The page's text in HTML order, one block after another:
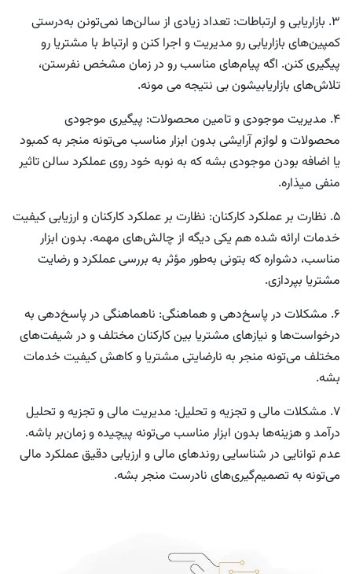
3. بازاریابی و ارتباطات:
تعداد زیادی از سالن‌ها نمی‌تونن به‌درستی
کمپین‌های بازاریابی رو مدیریت و اجرا کنن و ارتباط با مشتریا رو
پیگیری کنن. اگه پیام‌های مناسب رو در زمان مشخص نفرستن،
تلاش‌های بازاریابیشون بی نتیجه می مونه.
4. مدیریت موجودی و تامین محصولات:
پیگیری موجودی
محصولات و لوازم آرایشی بدون ابزار مناسب می‌تونه منجر به کمبود
یا اضافه‌ بودن موجودی بشه که به نوبه خود روی عملکرد سالن تاثیر
منفی میذاره.
5. نظارت بر عملکرد کارکنان:
نظارت بر عملکرد کارکنان و ارزیابی کیفیت
خدمات ارائه شده هم یکی دیگه از چالش‌های مهمه. بدون ابزار
مناسب، دشواره که بتونی به‌طور مؤثر به بررسی عملکرد و رضایت
مشتریا بپردازی.
6. مشکلات در پاسخ‌دهی و هماهنگی:
ناهماهنگی در پاسخ‌دهی به
درخواست‌ها و نیازهای مشتریا بین کارکنان مختلف و در شیفت‌های
مختلف می‌تونه منجر به نارضایتی مشتریا و کاهش کیفیت خدمات
بشه.
7. مشکلات مالی و تجزیه و تحلیل:
مدیریت مالی و تجزیه و تحلیل
درآمد و هزینه‌ها بدون ابزار مناسب می‌تونه پیچیده و زمان‌بر باشه.
عدم توانایی در شناسایی روندهای مالی و ارزیابی دقیق عملکرد مالی
می‌تونه به تصمیم‌گیری‌های نادرست منجر بشه.